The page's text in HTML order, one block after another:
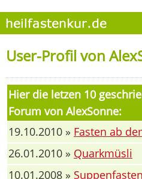
User-Profil von
Hier die letzen 10
Forum von AlexSonne:
19.10.2010 » Fasten ab
26.01.2010 » Quarkmüsli
10.01.2008 » Suppenfasten